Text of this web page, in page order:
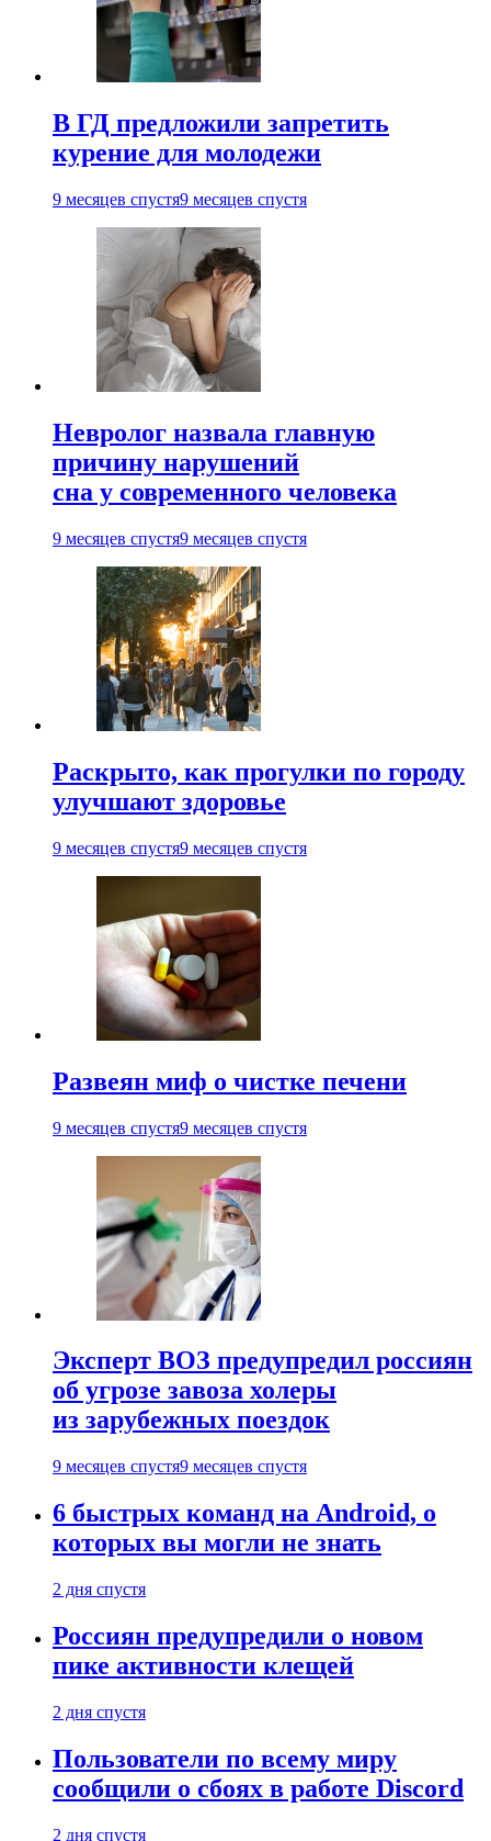
В ГД предложили запретить
курение для молодежи
9 месяцев спустя9 месяцев спустя
Невролог назвала главную
причину нарушений
сна у современного человека
9 месяцев спустя9 месяцев спустя
Раскрыто, как прогулки по городу
улучшают здоровье
9 месяцев спустя9 месяцев спустя
Развеян миф о чистке печени
9 месяцев спустя9 месяцев спустя
Эксперт ВОЗ предупредил россиян
об угрозе завоза холеры
из зарубежных поездок
9 месяцев спустя9 месяцев спустя
6 быстрых команд на Android, о
которых вы могли не знать
2 дня спустя
Россиян предупредили о новом
пике активности клещей
2 дня спустя
Пользователи по всему миру
сообщили о сбоях в работе Discord
2 дня спустя